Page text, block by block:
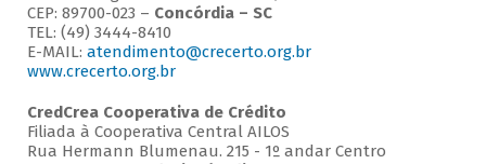
CEP: 89700-023 – Concórdia – SC
TEL: (49) 3444-8410
E-MAIL: atendimento@crecerto.org.br
www.crecerto.org.br
CredCrea Cooperativa de Crédito
Filiada à Cooperativa Central AILOS
Rua Hermann Blumenau. 215 - 1º andar Centro